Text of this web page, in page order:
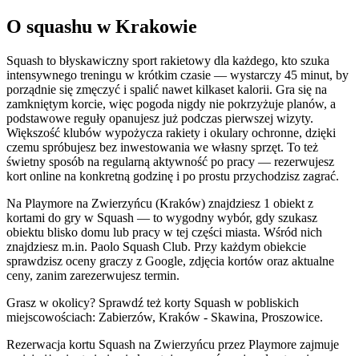
O squashu w Krakowie
Squash to błyskawiczny sport rakietowy dla każdego, kto szuka
intensywnego treningu w krótkim czasie — wystarczy 45 minut, by
porządnie się zmęczyć i spalić nawet kilkaset kalorii. Gra się na
zamkniętym korcie, więc pogoda nigdy nie pokrzyżuje planów, a
podstawowe reguły opanujesz już podczas pierwszej wizyty.
Większość klubów wypożycza rakiety i okulary ochronne, dzięki
czemu spróbujesz bez inwestowania we własny sprzęt. To też
świetny sposób na regularną aktywność po pracy — rezerwujesz
kort online na konkretną godzinę i po prostu przychodzisz zagrać.
Na Playmore na Zwierzyńcu (Kraków) znajdziesz 1 obiekt z
kortami do gry w Squash — to wygodny wybór, gdy szukasz
obiektu blisko domu lub pracy w tej części miasta. Wśród nich
znajdziesz m.in. Paolo Squash Club. Przy każdym obiekcie
sprawdzisz oceny graczy z Google, zdjęcia kortów oraz aktualne
ceny, zanim zarezerwujesz termin.
Grasz w okolicy? Sprawdź też korty Squash w pobliskich
miejscowościach: Zabierzów, Kraków - Skawina, Proszowice.
Rezerwacja kortu Squash na Zwierzyńcu przez Playmore zajmuje